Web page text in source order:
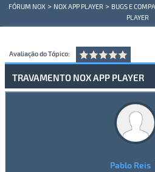
FÓRUM NOX > NOX APP PLAYER > BUGS E
PLAYER
Avaliação do Tópico:
TRAVAMENTO NOX APP PLAYER
Pablo Reis